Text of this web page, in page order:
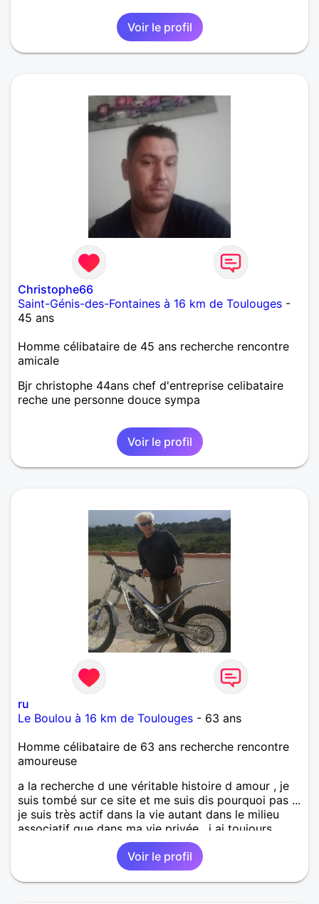
Voir le profil
Christophe66
Saint-Génis-des-Fontaines à 16 km de Toulouges -
45 ans
Homme célibataire de 45 ans recherche rencontre
amicale
Bjr christophe 44ans chef d'entreprise celibataire
reche une personne douce sympa
Voir le profil
ru
Le Boulou à 16 km de Toulouges - 63 ans
Homme célibataire de 63 ans recherche rencontre
amoureuse
a la recherche d une véritable histoire d amour , je
suis tombé sur ce site et me suis dis pourquoi pas ...
je suis très actif dans la vie autant dans le milieu
associatif que dans ma vie privée , j ai toujours
pratiqué des sports très différents finalement je
recherche une histoire d amour avec une femme
simple , sincère avec des valeurs ...
Voir le profil